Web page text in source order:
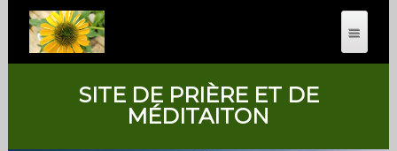
SITE DE PRIÈRE ET DE
MÉDITAITON